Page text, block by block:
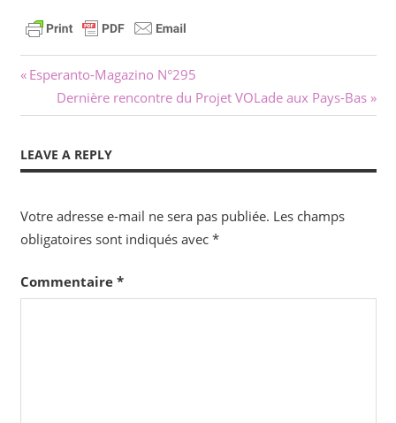
Navigation
de
l’article
Previous
Post:
Esperanto-Magazino N°295
Next
Post:
Dernière rencontre du Projet VOLade aux Pays-Bas
LEAVE A REPLY
Votre adresse e-mail ne sera pas publiée. Les champs
obligatoires sont indiqués avec *
Commentaire *